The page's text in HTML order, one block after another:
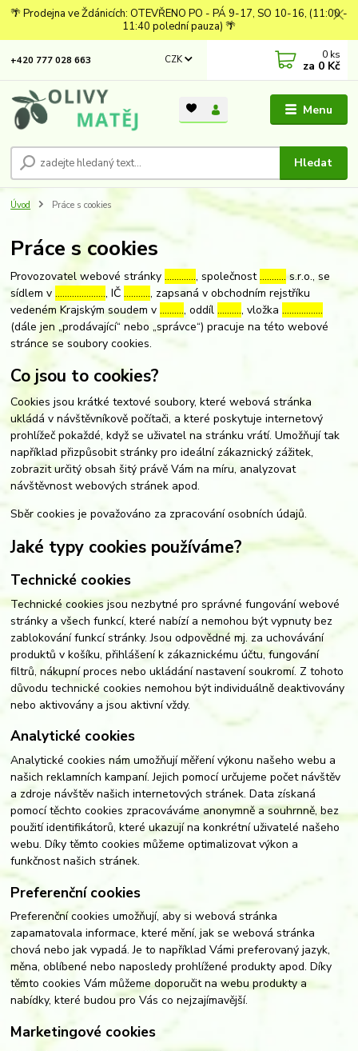
🌴 Prodejna ve Ždánicích: OTEVŘENO PO - PÁ 9-17, SO 10-16, (11:00 -
11:40 polední pauza) 🌴
Menu
CZK
Hledat
+420 777 028 663 0 ks
za 0 Kč
Úvod Práce s cookies
Práce s cookies
Provozovatel webové stránky…………., společnost………..s.r.o., se
sídlem v…………………, IČ……….., zapsaná v obchodním rejstříku
vedeném Krajským soudem v………., oddíl………., vložka……………..
(dále jen „prodávající“ nebo „správce“) pracuje na této webové
stránce se soubory cookies.
Co jsou to cookies?
Cookies jsou krátké textové soubory, které webová stránka
ukládá v návštěvníkově počítači, a které poskytuje internetový
prohlížeč pokaždé, když se uživatel na stránku vrátí. Umožňují tak
například přizpůsobit stránky pro ideální zákaznický zážitek,
zobrazit určitý obsah šitý právě Vám na míru, analyzovat
návštěvnost webových stránek apod.
Sběr cookies je považováno za zpracování osobních údajů.
Jaké typy cookies používáme?
Technické cookies
Technické cookies jsou nezbytné pro správné fungování webové
stránky a všech funkcí, které nabízí a nemohou být vypnuty bez
zablokování funkcí stránky. Jsou odpovědné mj. za uchovávání
produktů v košíku, přihlášení k zákaznickému účtu, fungování
filtrů, nákupní proces nebo ukládání nastavení soukromí. Z tohoto
důvodu technické cookies nemohou být individuálně deaktivovány
nebo aktivovány a jsou aktivní vždy.
Analytické cookies
Analytické cookies nám umožňují měření výkonu našeho webu a
našich reklamních kampaní. Jejich pomocí určujeme počet návštěv
a zdroje návštěv našich internetových stránek. Data získaná
pomocí těchto cookies zpracováváme anonymně a souhrnně, bez
použití identifikátorů, které ukazují na konkrétní uživatelé našeho
webu. Díky těmto cookies můžeme optimalizovat výkon a
funkčnost našich stránek.
Preferenční cookies
Preferenční cookies umožňují, aby si webová stránka
zapamatovala informace, které mění, jak se webová stránka
chová nebo jak vypadá. Je to například Vámi preferovaný jazyk,
měna, oblíbené nebo naposledy prohlížené produkty apod. Díky
těmto cookies Vám můžeme doporučit na webu produkty a
nabídky, které budou pro Vás co nejzajímavější.
Marketingové cookies